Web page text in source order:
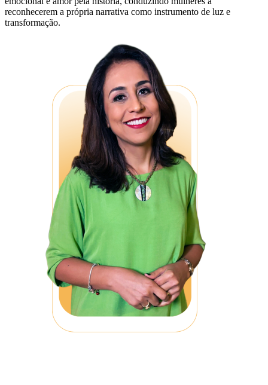
reconhecerem a própria narrativa como instrumento de luz e
transformação.